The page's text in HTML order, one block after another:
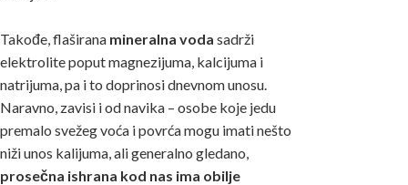
Takođe, flaširana mineralna voda sadrži
elektrolite poput magnezijuma, kalcijuma i
natrijuma, pa i to doprinosi dnevnom unosu.
Naravno, zavisi i od navika – osobe koje jedu
premalo svežeg voća i povrća mogu imati nešto
niži unos kalijuma, ali generalno gledano,
prosečna ishrana kod nas ima obilje